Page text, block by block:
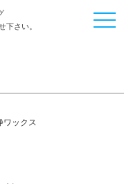
下さい。
ックス